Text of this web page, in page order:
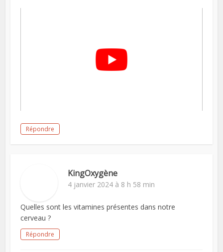
Répondre
KingOxygène
4 janvier 2024 à 8 h 58 min
Quelles sont les vitamines présentes dans notre
cerveau ?
Répondre